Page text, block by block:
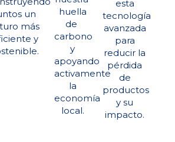
un
más
y
huella
de ​
carbono
y
apoyando
activamente
la
economía
​​local.
esta
tecnología
avanzada
para
reducir la
​pérdida
de
productos
y su
impacto.